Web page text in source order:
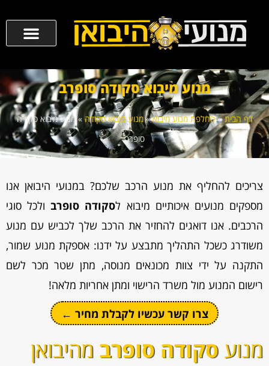
מנוע מיבוא סקודה סופרב
דף הבית»החלפת מנוע מיבוא»מנוע מיבוא סקודה»מנוע מיבוא סקודה
סופרב
צריכים להחליף את מנוע הרכב שלכם? במנועי היבואן אנו
מספקים מנועים איכותיים מיבוא לסקודה סופרב ולכל סוגי
הרכבים. אנו דואגים להחזיר את הרכב שלך לכביש עם מנוע
משודרג כשכל התהליך מתבצע על ידנו: אספקת מנוע שמור,
התקנה על ידי צוות מכונאים מנוסה, מתן שטר מכר לשם
רישום המנוע מול משרד הרישוי ומתן אחריות מלאה!
צרו קשר עכשיו לקבלת מחיר ←
מנוע סקודה סופרב מהיבואן